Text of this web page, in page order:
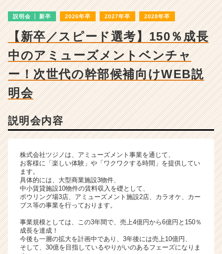
長
業
ら
ス
カ
く
活
サ
ト
チ
ア
ャ
リ
ア
説明会 新卒 2026年卒 2027年卒 2028年卒
【新卒／スピード選考】150％成長
中のアミューズメントベンチャ
ー！次世代の幹部候補向けWEB説
明会
説明会内容
株式会社ツジノは、アミューズメント事業を通じて、
お客様に「楽しい体験」や「ワクワクする時間」を提供してい
ます。
具体的には、大型商業施設3物件、
中小賃貸施設10物件の賃料収入を礎として、
ボウリング場3店、アミューズメント施設2店、カラオケ、カー
ブス等の事業を行っております。
事業規模としては、この3年間で、売上4億円から6億円と150％
成長を達成！
今後も一層の拡大を計画中であり、3年後には売上10億円、
そして、30億を目指しているやりがいのあるフェーズになりま